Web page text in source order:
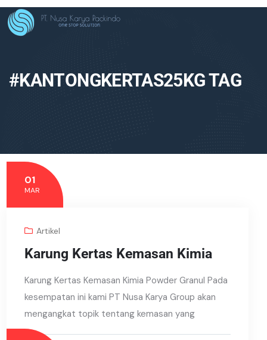
#KANTONGKERTAS25KG TAG
01
MAR
Artikel
Karung Kertas Kemasan Kimia
Karung Kertas Kemasan Kimia Powder Granul Pada
kesempatan ini kami PT Nusa Karya Group akan
mengangkat topik tentang kemasan yang